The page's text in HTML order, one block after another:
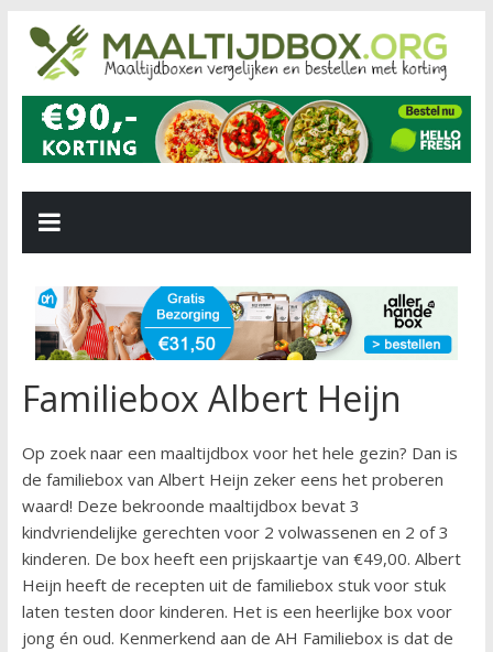
Familiebox Albert Heijn
Op zoek naar een maaltijdbox voor het hele gezin? Dan is
de familiebox van Albert Heijn zeker eens het proberen
waard! Deze bekroonde maaltijdbox bevat 3
kindvriendelijke gerechten voor 2 volwassenen en 2 of 3
kinderen. De box heeft een prijskaartje van €49,00. Albert
Heijn heeft de recepten uit de familiebox stuk voor stuk
laten testen door kinderen. Het is een heerlijke box voor
jong én oud. Kenmerkend aan de AH Familiebox is dat de